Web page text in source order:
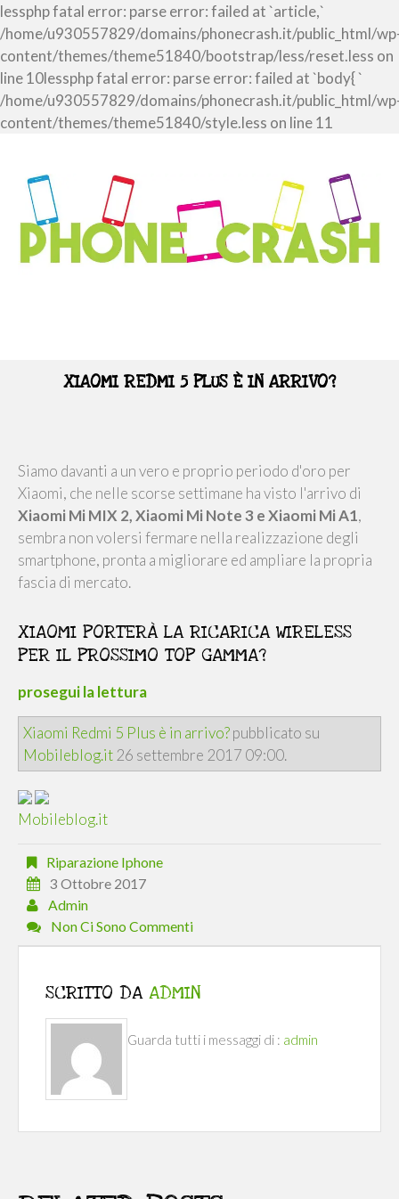
lessphp fatal error: parse error: failed at `article,`
/home/u930557829/domains/phonecrash.it/public_html/
content/themes/theme51840/bootstrap/less/reset.less on
line 10lessphp fatal error: parse error: failed at `body{ `
/home/u930557829/domains/phonecrash.it/public_html/
content/themes/theme51840/style.less on line 11
XIAOMI REDMI 5 PLUS È IN ARRIVO?
Siamo davanti a un vero e proprio periodo d'oro per
Xiaomi, che nelle scorse settimane ha visto l'arrivo di
Xiaomi Mi MIX 2, Xiaomi Mi Note 3 e Xiaomi Mi A1,
sembra non volersi fermare nella realizzazione degli
smartphone, pronta a migliorare ed ampliare la propria
fascia di mercato.
XIAOMI PORTERÀ LA RICARICA WIRELESS
PER IL PROSSIMO TOP GAMMA?
prosegui la lettura
Xiaomi Redmi 5 Plus è in arrivo?pubblicato su
Mobileblog.it 26 settembre 2017 09:00.
Mobileblog.it
Riparazione Iphone
3 Ottobre 2017
Admin
Non Ci Sono Commenti
SCRITTO DA ADMIN
Guarda tutti i messaggi di : admin